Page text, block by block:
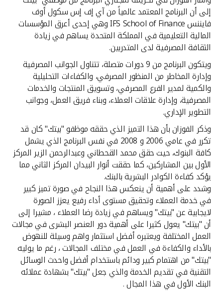
ألمانيا
ماليزيا
تركيا
مصر
المملكة المتحدة
مملكة البحرين
إلى أن البرنامج المعتمد عالمياً من آي إف إس سكول أوف
فايننس IFS School of Finance وهي إحدى أعرق المؤسسات
المالية التعليمية في المملكة المتحدة يساهم في زيادة
الثقافة المصرفية لدى المتدربين.
ويتكون البرنامج من 9 دورات متصلة، تتناول الجوانب المصرفية
وإدارة المخاطر من المنظور المصرفي، والكفاءات التحليلية
والكمية لمدير الفرع المصرفي، وتسويق المنتجات والخدمات
المصرفية، وإدارة علاقات العملاء، وبناء فريق العمل، وجوانب
التطوير الإداري.
وذكر الفوزان بأن هذا التميز الذي حققه موظفو "بيتك" كان قد
تكرر في عامي 2006 و 2008 في نفس البرنامج الذي يشمل
كافة البنوك، حيث حقق محمد القحطاني وعبدالرحمن الزير المركز
الأول بين المشاركين، كما حققت أنوار البيدان المركز الثاني مما
يؤكد كفاءة الكوادر البشرية بالبنك.
وشدد على أهمية أن ينعكس هذا النجاح في صورة تميز كبير
في خدمة العملاء وتحقيق مستوى أداء رفيع يعزز الصورة
لايجابية عن "بيتك" ويساهم في زيادة رضا العملاء ، مشيرا إلى
أن "بيتك" يعول كثيرا على أهمية دور العنصر البشرى في مجالات
العمل المختلفة ويعتبره أفضل استثمار واهم وسيلة للنهوض
بالأداء والكفاءة في العمل في مختلف المجالات ، رغم ما يوليه
"بيتك" من اهتمام كبير ودائم باستخدام أفضل واحدث الوسائل
التقنية في تقديم الخدمة والذي جعل "بيتك" بشهادة عملائه
البنك الأول في هذا المجال .